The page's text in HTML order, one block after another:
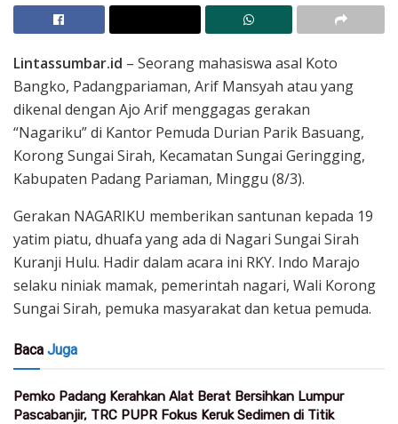
Lintassumbar.id – Seorang mahasiswa asal Koto
Bangko, Padangpariaman, Arif Mansyah atau yang
dikenal dengan Ajo Arif menggagas gerakan
“Nagariku” di Kantor Pemuda Durian Parik Basuang,
Korong Sungai Sirah, Kecamatan Sungai Geringging,
Kabupaten Padang Pariaman, Minggu (8/3).
Gerakan NAGARIKU memberikan santunan kepada 19
yatim piatu, dhuafa yang ada di Nagari Sungai Sirah
Kuranji Hulu. Hadir dalam acara ini RKY. Indo Marajo
selaku niniak mamak, pemerintah nagari, Wali Korong
Sungai Sirah, pemuka masyarakat dan ketua pemuda.
Baca Juga
Pemko Padang Kerahkan Alat Berat Bersihkan Lumpur
Pascabanjir, TRC PUPR Fokus Keruk Sedimen di Titik